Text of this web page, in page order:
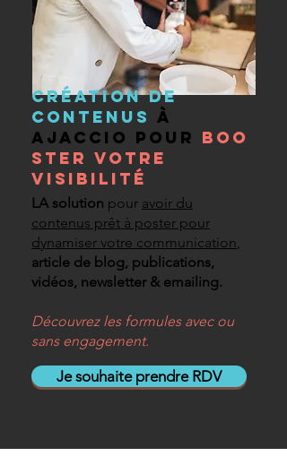
Création de
contenus à
Ajaccio pour boo
ster votre
visibilité
LA solution pour avoir du
contenus prêt à poster pour
dynamiser votre communication,
article de blog, publications,
vidéos, newsletter & emailing.
Découvrez les formules avec ou
sans engagement.
Je souhaite prendre RDV